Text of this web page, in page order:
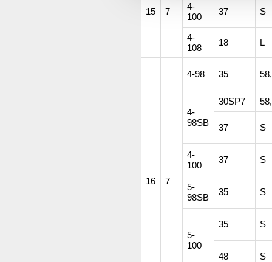
15 7
4-
100
37 S
4-
108
18 L
16 7
4-98 35
4-
98SB
30SP7
37 S
4-
100
37 S
5-
98SB
35 S
5-
100
35 S
48 S